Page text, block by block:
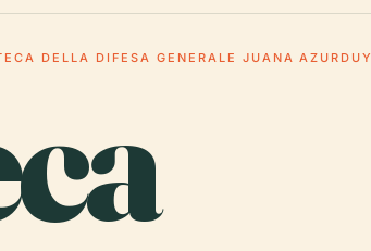
DELLA DIFESA GENERALE JUANA AZURDUY